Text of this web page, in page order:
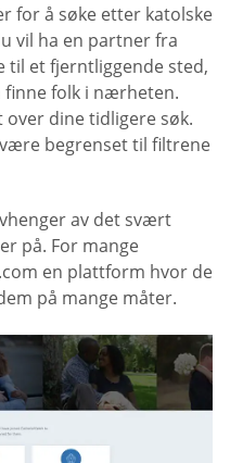
for å søke etter katolske
vil ha en partner fra
til et fjerntliggende sted,
folk i nærheten.
dine tidligere søk.
begrenset til filtrene
av det svært
på. For mange
en plattform hvor de
på mange måter.